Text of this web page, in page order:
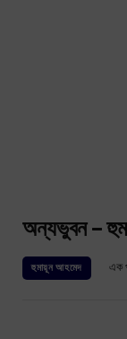
অন্যভুবন –
হুমায়ূন আহমেদ এক